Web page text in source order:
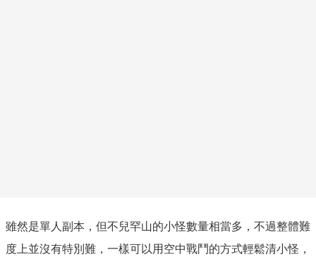
雖然是單人副本，但不兒罕山的小怪數量相當多，不過整體難
度上並沒有特別難，一樣可以用空中戰鬥的方式輕鬆清小怪，